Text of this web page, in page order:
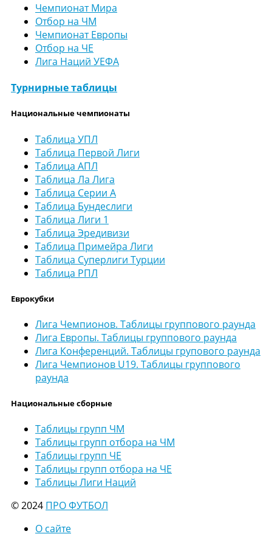
Чемпионат Мира
Отбор на ЧМ
Чемпионат Европы
Отбор на ЧЕ
Лига Наций УЕФА
Турнирные таблицы
Национальные чемпионаты
Таблица УПЛ
Таблица Первой Лиги
Таблица АПЛ
Таблица Ла Лига
Таблица Серии А
Таблица Бундеслиги
Таблица Лиги 1
Таблица Эредивизи
Таблица Примейра Лиги
Таблица Суперлиги Турции
Таблица РПЛ
Еврокубки
Лига Чемпионов. Таблицы группового раунда
Лига Европы. Таблицы группового раунда
Лига Конференций. Таблицы групового раунда
Лига Чемпионов U19. Таблицы группового
раунда
Национальные сборные
Таблицы групп ЧМ
Таблицы групп отбора на ЧМ
Таблицы групп ЧЕ
Таблицы групп отбора на ЧЕ
Таблицы Лиги Наций
© 2024 ПРО ФУТБОЛ
О сайте